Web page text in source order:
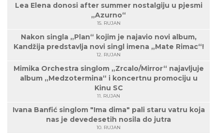
Lea Elena donosi after summer nostalgiju u pjesmi
„Azurno“
15. RUJAN
Nakon singla „Plan“ kojim je najavio novi album,
Kandžija predstavlja novi singl imena „Mate Rimac“!
12. RUJAN
Mimika Orchestra singlom „Zrcalo/Mirror“ najavljuje
album „Medzotermina“ i koncertnu promociju u
Kinu SC
11. RUJAN
Ivana Banfić singlom "Ima dima" pali staru vatru koja
nas je devedesetih nosila do jutra
10. RUJAN